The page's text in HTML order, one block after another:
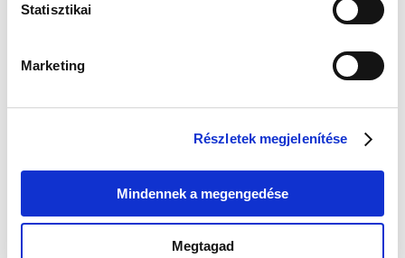
Statisztikai
Marketing
Részletek megjelenítése
Mindennek a megengedése
Megtagad